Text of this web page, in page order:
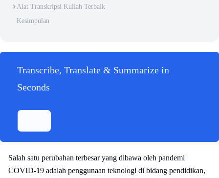
Alat Transkripsi Kuliah Terbaik
Kesimpulan
Transcribe, Translate & Summarize in
Seconds
Salah satu perubahan terbesar yang dibawa oleh pandemi
COVID-19 adalah penggunaan teknologi di bidang pendidikan,